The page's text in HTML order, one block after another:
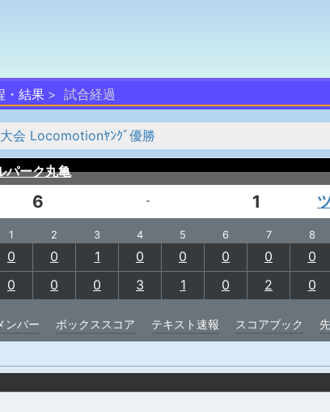
・結果 試合経過
会 Locomotionﾔﾝｸﾞ優勝
パーク丸亀
6 - 1
1 2 3 4 5 6 7 8
0 0 1 0 0 0 0
0
0 0 0 3 1 0 2 0
ンバー ボックススコア テキスト速報 スコアブック